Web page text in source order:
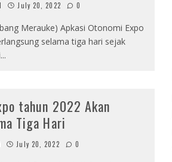
July 20, 2022 0
Merauke) Apkasi Otonomi Expo
selama tiga hari sejak
...
tahun 2022 Akan
Tiga Hari
July 20, 2022 0